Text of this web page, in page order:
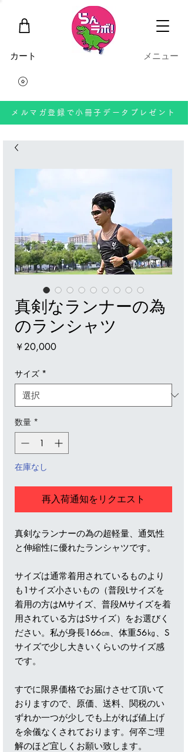
​カート ​メニュー
メルマガ登録で小冊子データプレゼント
真剣なランナーの為
のランシャツ
￥20,000価
サイズ *
数量 *
在庫なし
再入荷通知をリクエスト
真剣なランナーの為の超軽量、通気性
と伸縮性に優れたランシャツです。
サイズは通常着用されているものより
も1サイズ小さいもの（普段Lサイズを
着用の方はMサイズ、普段Mサイズを着
用されている方はSサイズ）をお選びく
ださい。私が身長166㎝、体重56㎏、S
サイズで少し大きいくらいのサイズ感
です。
すでに限界価格でお届けさせて頂いて
おりますので、原価、送料、関税のい
ずれか一つが少しでも上がれば値上げ
を余儀なくされております。何卒ご理
解のほど宜しくお願い致します。